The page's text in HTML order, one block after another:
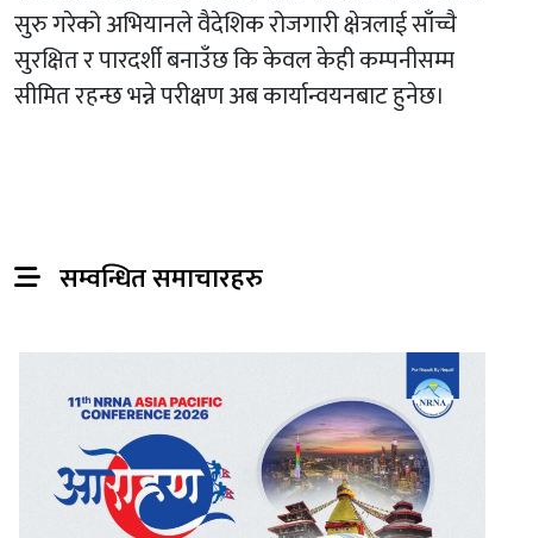
सुरु गरेको अभियानले वैदेशिक रोजगारी क्षेत्रलाई साँच्चै
सुरक्षित र पारदर्शी बनाउँछ कि केवल केही कम्पनीसम्म
सीमित रहन्छ भन्ने परीक्षण अब कार्यान्वयनबाट हुनेछ।
सम्वन्धित समाचारहरु